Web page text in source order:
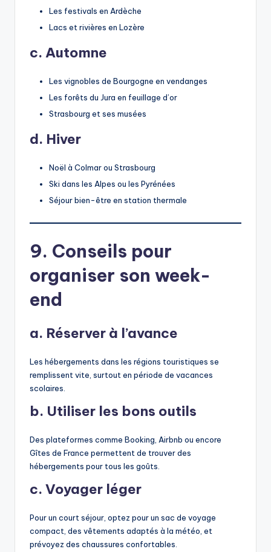
Les festivals en Ardèche
Lacs et rivières en Lozère
c. Automne
Les vignobles de Bourgogne en vendanges
Les forêts du Jura en feuillage d’or
Strasbourg et ses musées
d. Hiver
Noël à Colmar ou Strasbourg
Ski dans les Alpes ou les Pyrénées
Séjour bien-être en station thermale
9. Conseils pour
organiser son week-
end
a. Réserver à l’avance
Les hébergements dans les régions touristiques se
remplissent vite, surtout en période de vacances
scolaires.
b. Utiliser les bons outils
Des plateformes comme Booking, Airbnb ou encore
Gîtes de France permettent de trouver des
hébergements pour tous les goûts.
c. Voyager léger
Pour un court séjour, optez pour un sac de voyage
compact, des vêtements adaptés à la météo, et
prévoyez des chaussures confortables.